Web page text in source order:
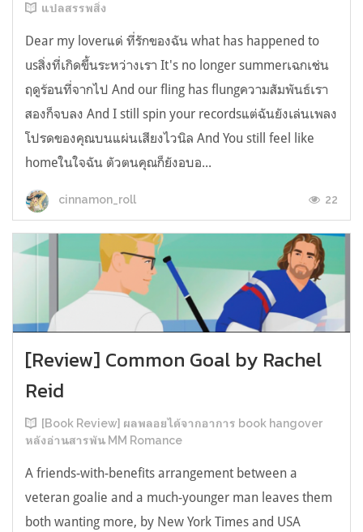
แปลสรรพสิ่ง
Dear my loverแด่ ที่รักของฉัน what has happened to
usสิ่งที่เกิดขึ้นระหว่างเรา It's no longer summerเฉกเช่น
ฤดูร้อนที่จากไป And our fling has flungความสัมพันธ์เรา
สองก็จบลง And I still spin your recordsแต่ฉันยังเล่นเพลง
โปรดของคุณบนแผ่นเสียงไวนิล And You still feel like
homeในใจฉัน ตัวตนคุณก็ยังอบอ...
cinnamon_roll 22
[Review] Common Goal by Rachel
Reid
[Book Review] ผลพลอยได้จากอาการ book hangover
หลังอ่านสารพัน MM Romance
A friends-with-benefits arrangement between a
veteran goalie and a much-younger man leaves them
both wanting more, by New York Times and USA